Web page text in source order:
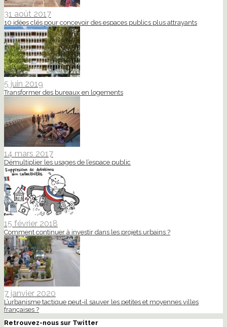
31 août 2017
10 idées clés pour concevoir des espaces publics plus attrayants
5 juin 2019
Transformer des bureaux en logements
14 mars 2017
Démultiplier les usages de l’espace public
15 février 2018
Comment continuer à investir dans les projets urbains ?
7 janvier 2020
L’urbanisme tactique peut-il sauver les petites et moyennes villes
françaises ?
Retrouvez-nous sur Twitter